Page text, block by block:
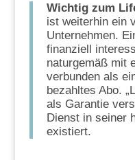
Wichtig zum
ist weiterhin ein
Unternehmen.
finanziell
naturgemäß mit
verbunden als
bezahltes Abo.
als Garantie
Dienst in seiner
existiert.